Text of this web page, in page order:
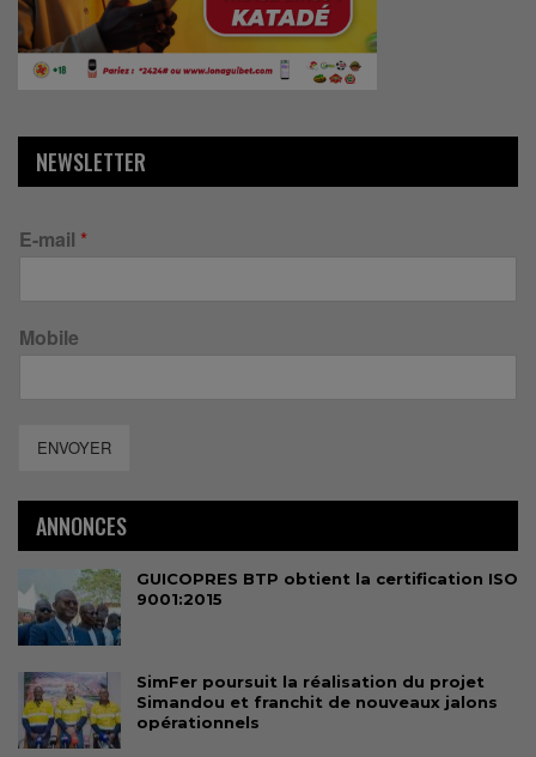
NEWSLETTER
E-mail *
Mobile
ENVOYER
ANNONCES
GUICOPRES BTP obtient la certification ISO
9001:2015
SimFer poursuit la réalisation du projet
Simandou et franchit de nouveaux jalons
opérationnels